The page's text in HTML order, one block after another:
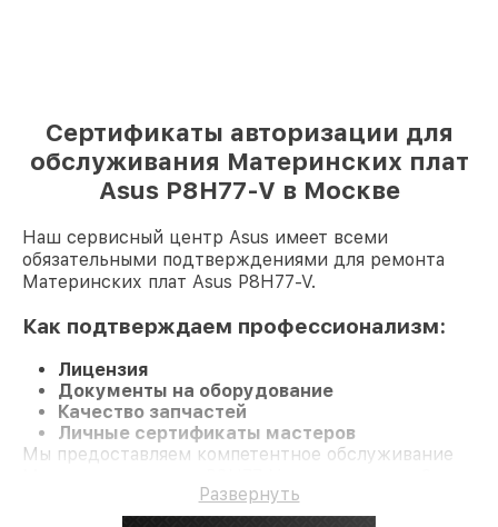
Сертификаты авторизации для
обслуживания Материнских плат
Asus P8H77-V в Москве
Наш сервисный центр Asus имеет всеми
обязательными подтверждениями для ремонта
Материнских плат Asus P8H77-V.
Как подтверждаем профессионализм:
Лицензия
Документы на оборудование
Качество запчастей
Личные сертификаты мастеров
Мы предоставляем компетентное обслуживание
Развернуть